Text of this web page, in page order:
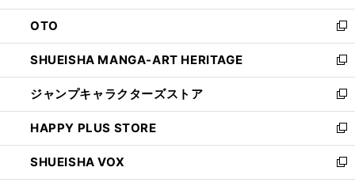
ウ
で
開
く
ン
ド
ウ
で
開
く
OTO
新
し
い
ウ
ィ
ン
ド
ウ
で
開
SHUEISHA MANGA-ART HERITAGE
新
し
い
ウ
ィ
ン
ド
ウ
ジャンプキャラクターズストア
新
し
い
ウ
ィ
ン
HAPPY PLUS STORE
新
し
い
ウ
SHUEISHA VOX
新
し